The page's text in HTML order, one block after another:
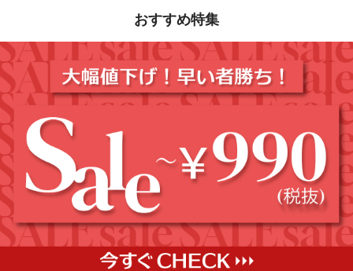
おすすめ特集